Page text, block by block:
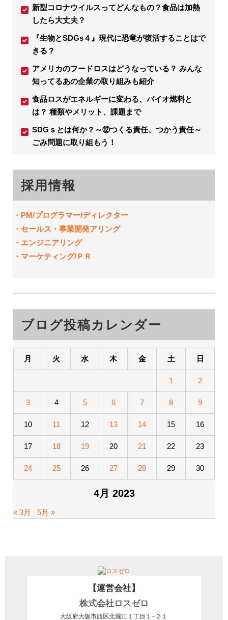
新型コロナウイルスってどんなもの？食品は加熱
したら大丈夫？
『生物とSDGs４』現代に恐竜が復活することはで
きる？
アメリカのフードロスはどうなっている？ みんな
知ってるあの企業の取り組みも紹介
食品ロスがエネルギーに変わる、バイオ燃料と
は？ 種類やメリット、課題まで
SDGｓとは何か？～⑫つくる責任、つかう責任～
ごみ問題に取り組もう！
採用情報
・PM/プログラマー/ディレクター
・セールス・事業開発アリング
・エンジニアリング
・マーケティング/ＰＲ
ブログ投稿カレンダー
4月 2023
月 火 水 木 金 土 日
1 2
3 4 5 6 7 8 9
10 11 12 13 14 15 16
17 18 19 20 21 22 23
24 25 26 27 28 29 30
« 3月 5月 »
【運営会社】
株式会社ロスゼロ
大阪府大阪市西区北堀江１丁目１−２１